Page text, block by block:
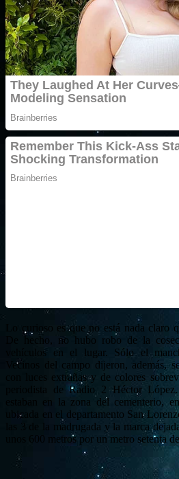
Lo curioso es que no está nada claro
De hecho, no hubo robo de la
vehículos en el lugar. Sólo el
Vecinos del campo dijeron, además,
con luces extrañas y de colores
periodista de Radio 2 Héctor
estaban en la zona del cementerio,
ubicada en el departamento San
las 3 de la madrugada y la marca
unos 600 metros por un metro setenta